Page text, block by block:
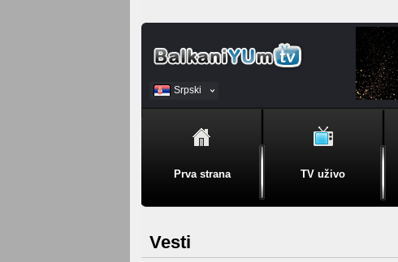
Srpski
BiH
Prva strana TV uživo
Vesti